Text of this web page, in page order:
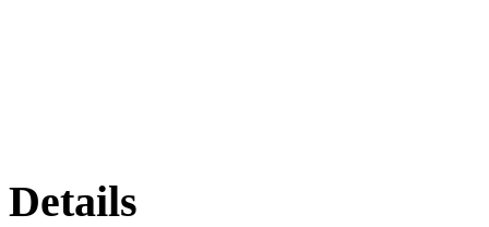
Details